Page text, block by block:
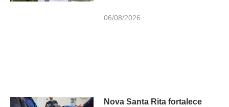
06/08/2026
Nova Santa Rita fortalece